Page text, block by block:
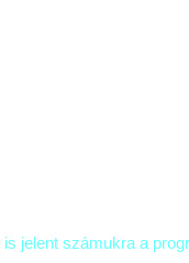
jelent számukra a